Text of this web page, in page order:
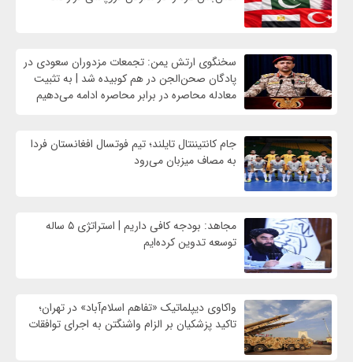
سخنگوی ارتش یمن: تجمعات مزدوران سعودی در
پادگان صحن‌الجن در هم کوبیده شد | به تثبیت
معادله محاصره در برابر محاصره ادامه می‌دهیم
جام کانتیننتال تایلند؛ تیم فوتسال افغانستان فردا
به مصاف میزبان می‌رود
مجاهد: بودجه کافی داریم | استراتژی ۵ ساله
توسعه تدوین کرده‌ایم
واکاوی دیپلماتیک «تفاهم اسلام‌آباد» در تهران؛
تاکید پزشکیان بر الزام واشنگتن به اجرای توافقات